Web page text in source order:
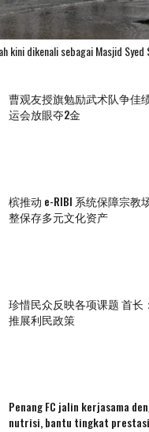
kini dikenali sebagai Masjid Syed
曹观友授旗勉励武术队争佳
运会放眼夺2金
槟推动 e-RIBI 系统保障宗教
整保存多元文化资产
珍惜民众反映各项课题 首长
推展利民政策
Penang FC jalin kerjasama
nutrisi, bantu tingkat